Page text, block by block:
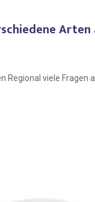
Arten
viele Fragen